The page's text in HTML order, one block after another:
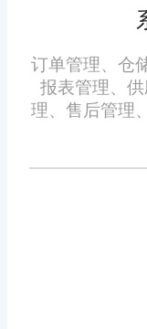
物流方案
式。某太
能将省内
流，京津
升 40%;
季，通过批量
订单的打
在物流
支持打单
轨迹，无
计合规打
订单管理、仓
报表管理、
理、售后管理